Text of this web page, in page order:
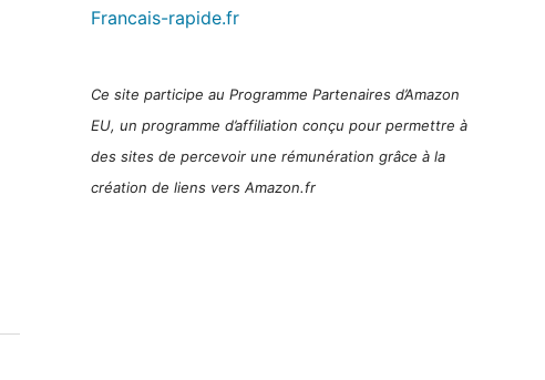
Francais-rapide.fr
Ce site participe au Programme Partenaires d’Amazon
EU, un programme d’affiliation conçu pour permettre à
des sites de percevoir une rémunération grâce à la
création de liens vers Amazon.fr